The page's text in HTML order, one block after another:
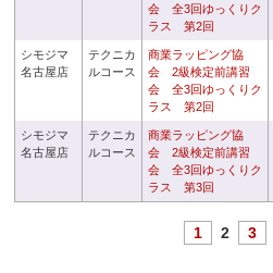
会 全3回ゆっくりク
ラス 第2回
シモジマ
名古屋店
テクニカ
ルコース
商業ラッピング協
会 2級検定前講習
会 全3回ゆっくりク
ラス 第2回
シモジマ
名古屋店
テクニカ
ルコース
商業ラッピング協
会 2級検定前講習
会 全3回ゆっくりク
ラス 第3回
1 2 3